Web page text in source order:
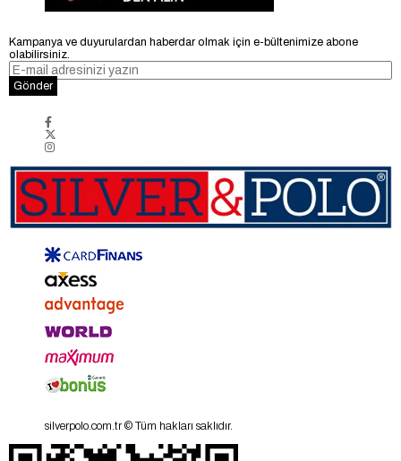
Kampanya ve duyurulardan haberdar olmak için e-bültenimize abone
olabilirsiniz.
Gönder
silverpolo.com.tr © Tüm hakları saklıdır.